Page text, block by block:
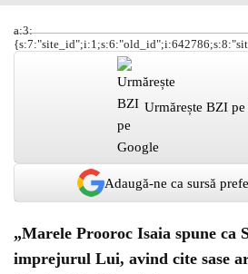
a:3:
Urmărește BZI
Adaugă-ne ca sursă
„Marele Prooroc Isaia spune ca
imprejurul Lui, avind cite sase